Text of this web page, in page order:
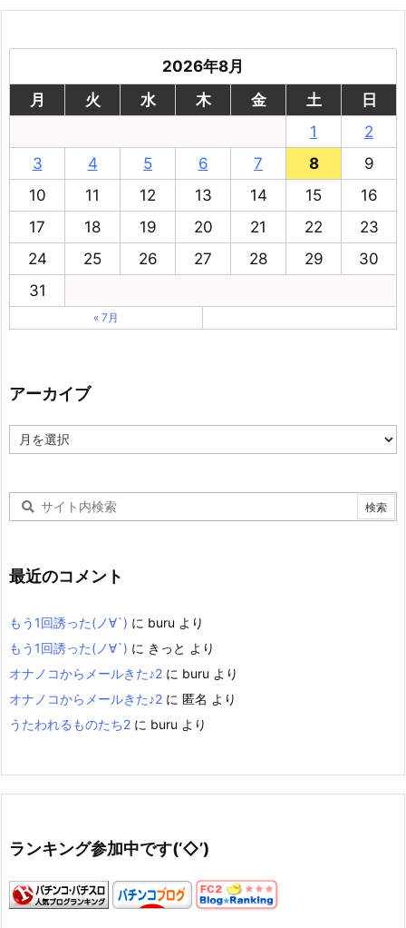
2026年8月
月
火 水 木 金 土
日
1
2
3
4 5 6 7 8
9
10
11 12 13 14 15
16
17
18 19 20 21 22
23
24
25 26 27 28 29
30
31
« 7月
アーカイブ
ー
最近のコメント
もう1回誘った(ノ∀`) に buru より
もう1回誘った(ノ∀`) に きっと より
オナノコからメールきた♪2 に buru より
オナノコからメールきた♪2 に 匿名 より
うたわれるものたち2 に buru より
ランキング参加中です(‘◇’)ゞ